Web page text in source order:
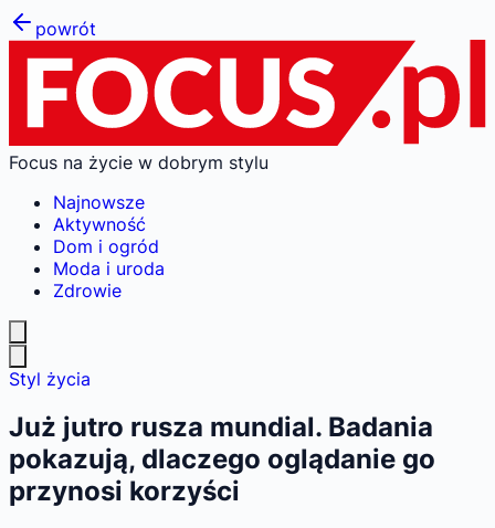
powrót
Focus na życie w dobrym stylu
Najnowsze
Aktywność
Dom i ogród
Moda i uroda
Zdrowie
Styl życia
Już jutro rusza mundial. Badania
pokazują, dlaczego oglądanie go
przynosi korzyści